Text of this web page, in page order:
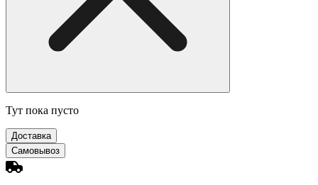
Тут пока пусто
Доставка
Самовывоз